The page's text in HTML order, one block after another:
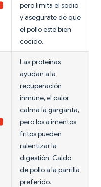
pero limita el sodio
y asegúrate de que
el pollo esté bien
cocido.
Las proteínas
ayudan a la
recuperación
inmune, el calor
calma la garganta,
pero los alimentos
fritos pueden
ralentizar la
digestión. Caldo
de pollo a la parrilla
preferido.